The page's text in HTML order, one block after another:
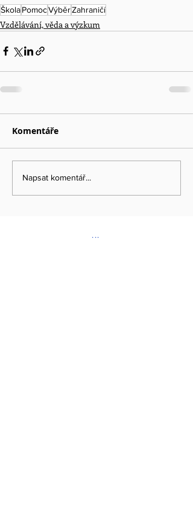
ŠkolaPomocVýběrZahraničí
Vzdělávání, věda a výzkum
Komentáře
Napsat komentář...
...